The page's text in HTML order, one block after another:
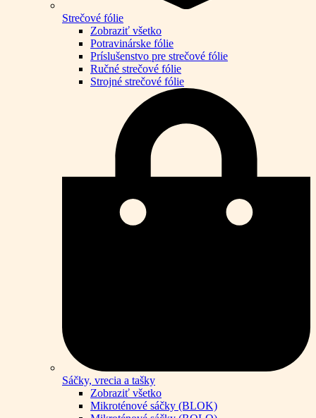
Strečové fólie
Zobraziť všetko
Potravinárske fólie
Príslušenstvo pre strečové fólie
Ručné strečové fólie
Strojné strečové fólie
Sáčky, vrecia a tašky
Zobraziť všetko
Mikroténové sáčky (BLOK)